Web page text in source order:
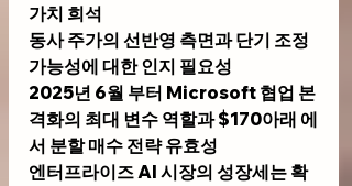
가치 희석
동사 주가의 선반영 측면과 단기 조정
가능성에 대한 인지 필요성
2025년 6월 부터 Microsoft 협업 본
격화의 최대 변수 역할과 $170아래 에
서 분할 매수 전략 유효성
엔터프라이즈 AI 시장의 성장세는 확